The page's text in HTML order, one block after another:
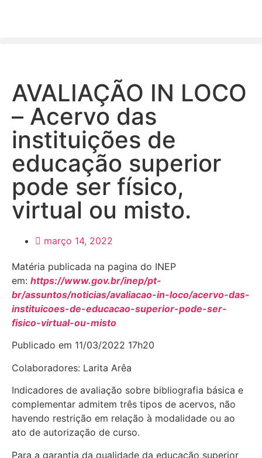
AVALIAÇÃO IN LOCO
– Acervo das
instituições de
educação superior
pode ser físico,
virtual ou misto.
março 14, 2022
Matéria publicada na pagina do INEP
em: https://www.gov.br/inep/pt-
br/assuntos/noticias/avaliacao-in-loco/acervo-das-
instituicoes-de-educacao-superior-pode-ser-
fisico-virtual-ou-misto
Publicado em 11/03/2022 17h20
Colaboradores: Larita Arêa
Indicadores de avaliação sobre bibliografia básica e
complementar admitem três tipos de acervos, não
havendo restrição em relação à modalidade ou ao
ato de autorização de curso.
Para a garantia da qualidade da educação superior